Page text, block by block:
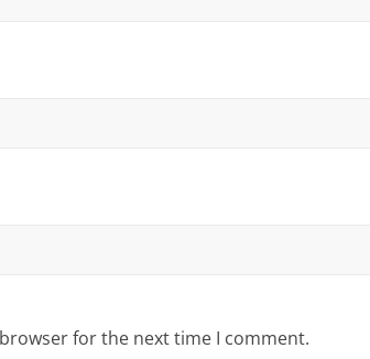
for the next time I comment.